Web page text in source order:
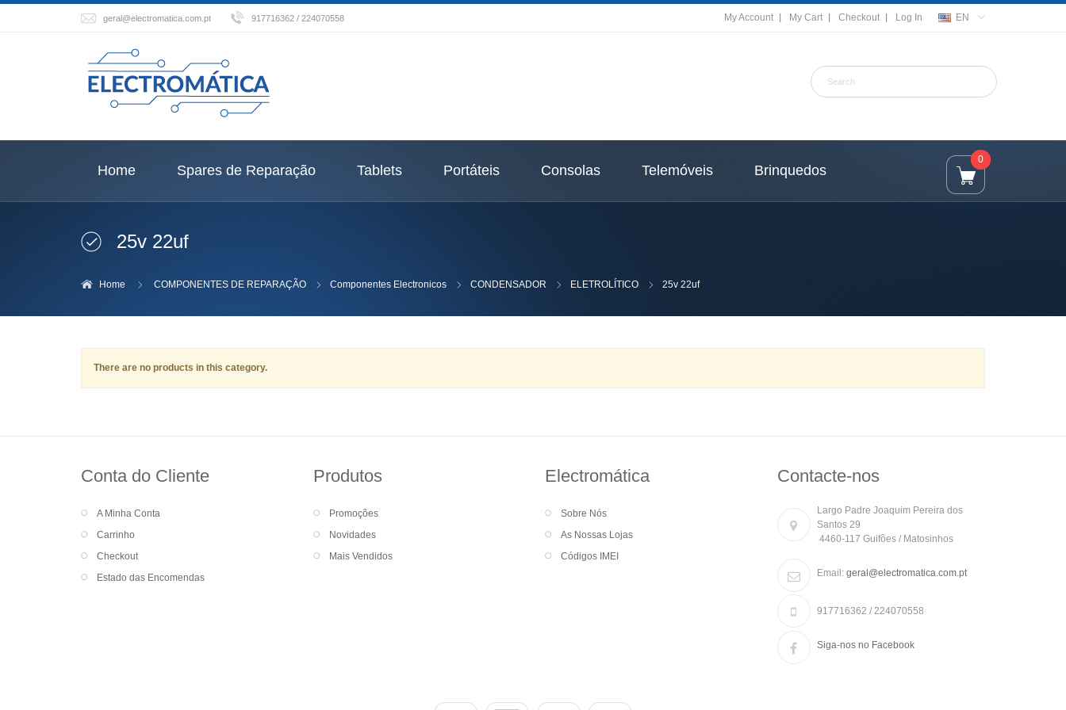
geral@electromatica.com.pt 917716362 / 224070558 My Account My Cart Checkout Log In EN
Home Spares de Reparação Tablets Portáteis Consolas Telemóveis Brinquedos
0
25v 22uf
Home COMPONENTES DE REPARAÇÃO Componentes Electronicos CONDENSADOR ELETROLÍTICO 25v 22uf
There are no products in this category.
Conta do Cliente
A Minha Conta
Carrinho
Checkout
Estado das Encomendas
Produtos
Promoções
Novidades
Mais Vendidos
Electromática
Sobre Nós
As Nossas Lojas
Códigos IMEI
Contacte-nos
Largo Padre Joaquim Pereira dos
Santos 29
4460-117 Guifões / Matosinhos
Email: geral@electromatica.com.pt
917716362 / 224070558
Siga-nos no Facebook